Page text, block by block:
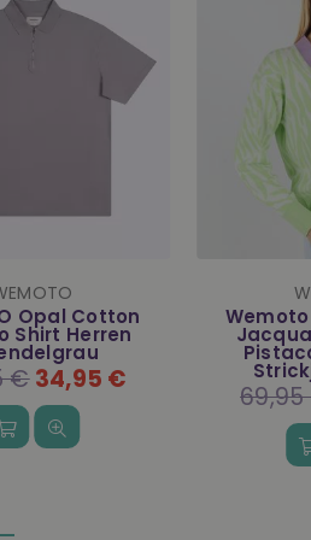
Nørgaard -
Thor Fine
Shirt Herren
beige
€ 25,00 €
Green
Preis